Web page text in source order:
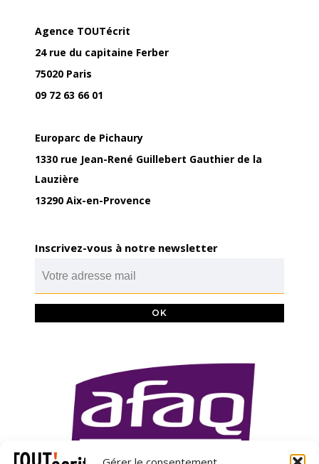
Agence TOUTécrit
24 rue du capitaine Ferber
75020 Paris
09 72 63 66 01
Europarc de Pichaury
1330 rue Jean-René Guillebert Gauthier de la
Lauzière
13290 Aix-en-Provence
Inscrivez-vous à notre newsletter